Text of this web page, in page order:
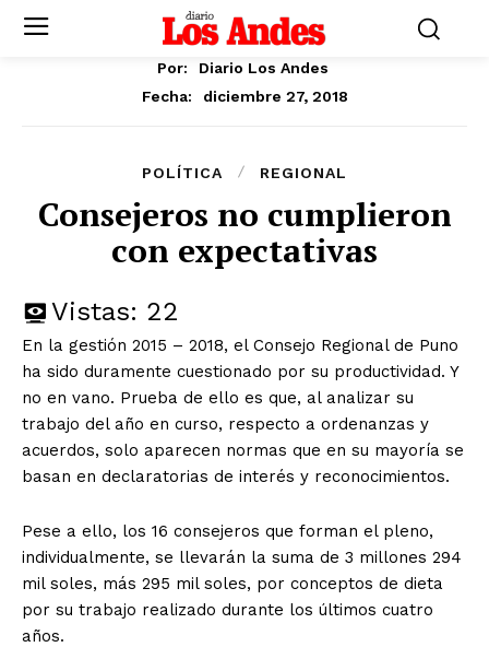
Por:
Diario Los Andes
Fecha:
diciembre 27, 2018
POLÍTICA REGIONAL
Consejeros no cumplieron
con expectativas
Vistas: 22
En la gestión 2015 – 2018, el Consejo Regional de Puno
ha sido duramente cuestionado por su productividad. Y
no en vano. Prueba de ello es que, al analizar su
trabajo del año en curso, respecto a ordenanzas y
acuerdos, solo aparecen normas que en su mayoría se
basan en declaratorias de interés y reconocimientos.
Pese a ello, los 16 consejeros que forman el pleno,
individualmente, se llevarán la suma de 3 millones 294
mil soles, más 295 mil soles, por conceptos de dieta
por su trabajo realizado durante los últimos cuatro
años.